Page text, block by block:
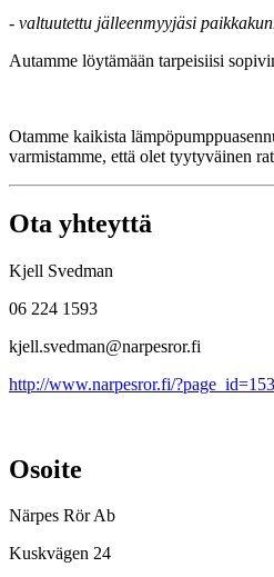
- valtuutettu jälleenmyyjäsi
Autamme löytämään tarpeisiisi
Otamme kaikista
varmistamme, että olet tyytyväinen
Ota yhteyttä
Kjell Svedman
06 224 1593
kjell.svedman@narpesror.fi
http://www.narpesror.fi/?page_id=153
Osoite
Närpes Rör Ab
Kuskvägen 24